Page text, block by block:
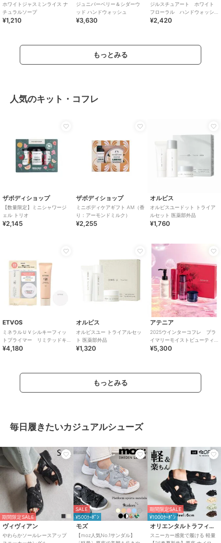
ホワイトジャスミンライス ナ
チュラルソープ
¥1,210
ジュニパーベリー＆シダーウ
ッド ハンドウォッシュ
¥3,630
ジルスチュアート ホワイト
フローラル ハンドウォッシ
ュ
¥2,420
もっとみる
人気のキット・コフレ
ザボディショップ
【数量限定】ミニシャワージ
ェル トリオ
¥2,145
ザボディショップ
ミニボディケアギフト AM（香
り：アーモンドミルク）
¥2,255
オルビス
オルビスユードット トライア
ルセット 医薬部外品
¥1,760
ETVOS
ミネラルＵＶシルキーフィッ
トプライマー リミテッドキ
ット
¥4,180
オルビス
オルビスユー トライアルセッ
ト 医薬部外品
¥1,320
アテニア
2025ウインターコフレ プラ
イマリーモイストビューティ
ー
¥5,300
もっとみる
毎日履きたいカジュアルシューズ
期間限定SALE
ヴィヴィアン
やわらかソールレースアップ
SALE
¥500ｸｰﾎﾟﾝ
モズ
【moz人気No.1サンダル】
期間限定SALE
¥1000ｸｰﾎﾟﾝ
オリエンタルトラフィック
スニーカー感覚で履ける 軽量